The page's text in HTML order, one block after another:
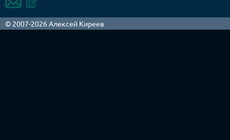
© 2007-2026 Алексей Киреев